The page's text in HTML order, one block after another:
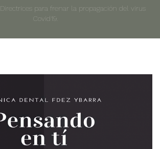
Directrices para frenar la propagación del virus
Covid19.